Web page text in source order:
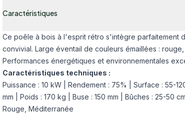
Caractéristiques
Ce poêle à bois à l'esprit rétro s'intègre parfaitement
convivial. Large éventail de couleurs émaillées :
Performances énergétiques et environnementales
Caractéristiques techniques :
Puissance : 10 kW | Rendement : 75% | Surface : 55-
mm | Poids : 170 kg | Buse : 150 mm | Bûches : 25-50
Rouge, Méditerranée